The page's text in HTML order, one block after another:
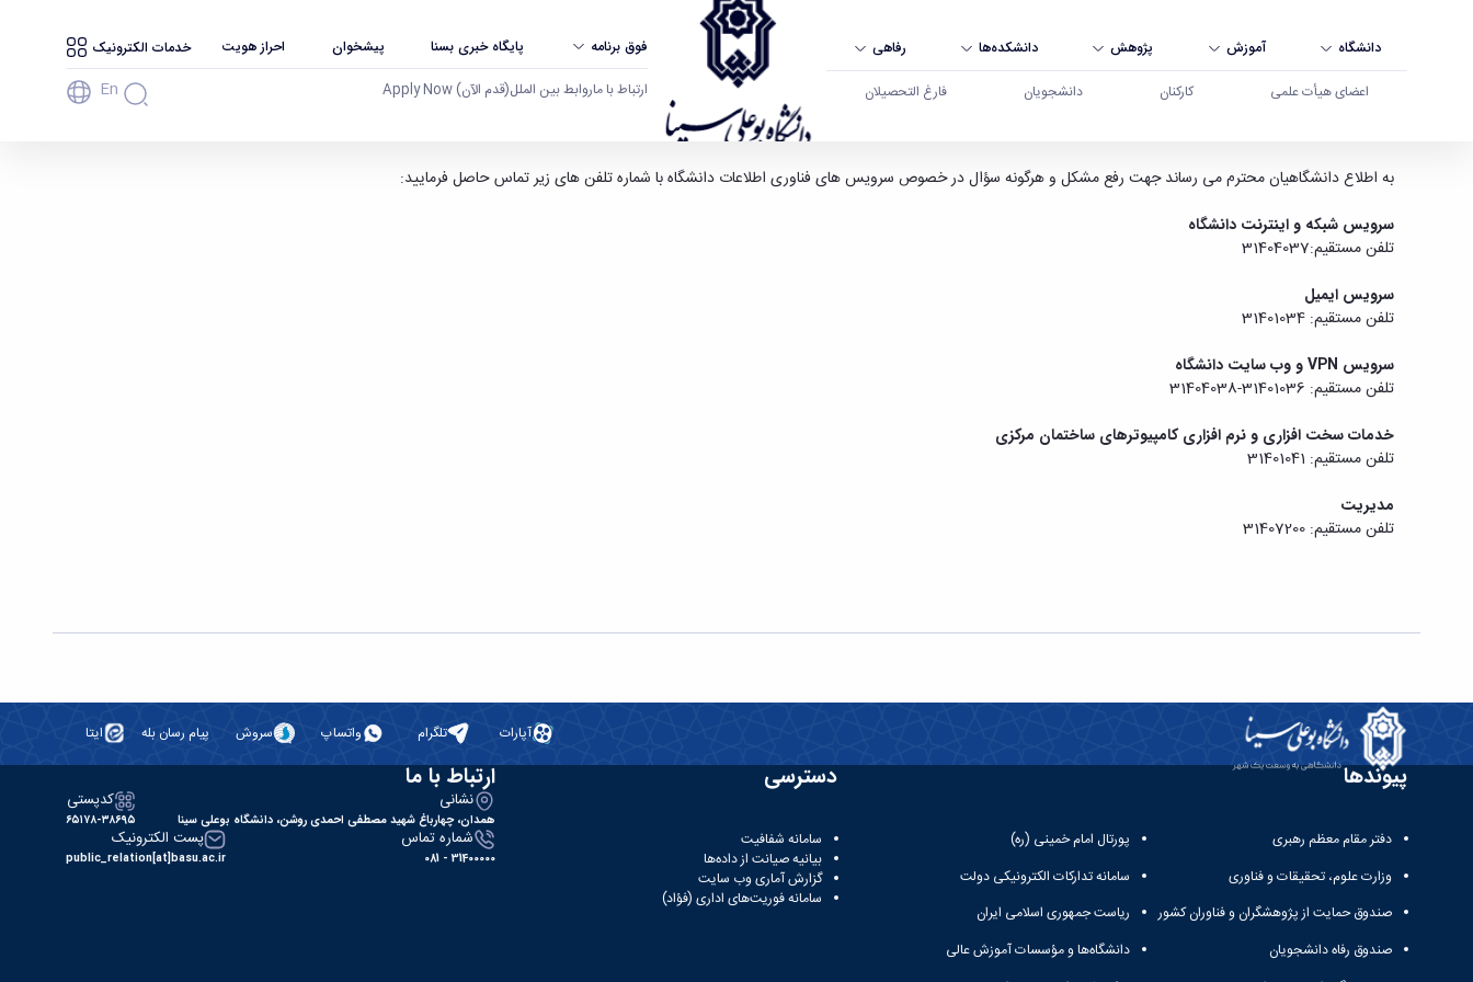
دانشگاه آموزش پژوهش دانشکده‌ها رفاهی
اعضای هیأت علمی کارکنان دانشجویان فارغ التحصیلان
فوق برنامه پایگاه خبری بسنا پیشخوان احراز هویت خدمات الکترونیک
ارتباط با ماروابط بین الملل(قدم الآن) Apply Now En
اطلاعیه مدیریت فناوری اطلاعات و ارتباطات دانشگاه - دانشگاه بوعلی سینا همدان
به اطلاع دانشگاهیان محترم می رساند جهت رفع مشکل و هرگونه سؤال در خصوص سرویس های فناوری اطلاعات دانشگاه با شماره تلفن های زیر تماس حاصل فرمایید:
سرویس شبکه و اینترنت دانشگاه
تلفن مستقیم:31404037
سرویس ایمیل
تلفن مستقیم: 31401034
سرویس VPN و وب سایت دانشگاه
تلفن مستقیم: 31401036-31404038
خدمات سخت افزاری و نرم افزاری کامپیوترهای ساختمان مرکزی
تلفن مستقیم: 31401041
مدیریت
تلفن مستقیم: 31407200
آپارات تلگرام واتساپ سروش پیام رسان بله ایتا
پیوندها
دفتر مقام معظم رهبری
وزارت علوم، تحقیقات و فناوری
صندوق حمایت از پژوهشگران و فناوران کشور
صندوق رفاه دانشجویان
پورتال امام خمینی (ره)
سامانه تدارکات الکترونیکی دولت
ریاست جمهوری اسلامی ایران
دانشگاه‌ها و مؤسسات آموزش عالی
دسترسی
سامانه شفافیت
بیانیه صیانت از داده‌ها
گزارش آماری وب‌ سایت
سامانه فوریت‌های اداری (فؤاد)
ارتباط با ما
نشانی
همدان، چهارباغ شهید مصطفی احمدی روشن، دانشگاه بوعلی سینا
کدپستی
۶۵۱۷۸-۳۸۶۹۵
شماره تماس
31400000 - 081
پست الکترونیک
public_relation[at]basu.ac.ir